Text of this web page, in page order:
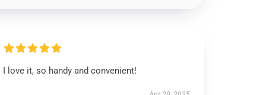
I love it, so handy and convenient!